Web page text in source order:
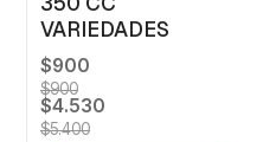
VARIEDADES
$900
$900
$4.530
$5.400